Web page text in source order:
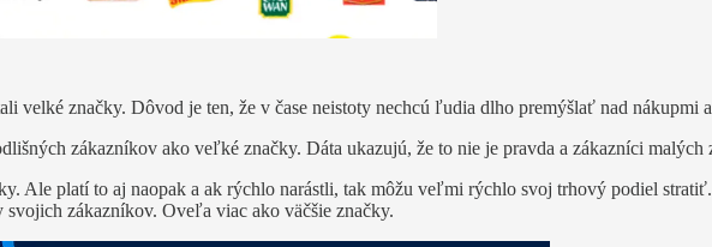
velké značky. Dôvod je ten, že v čase neistoty nechcú ľudia dlho premýšlať nad nákupmi
zákazníkov ako veľké značky. Dáta ukazujú, že to nie je pravda a zákazníci
Ale platí to aj naopak a ak rýchlo narástli, tak môžu veľmi rýchlo svoj trhový podiel
svojich zákazníkov. Oveľa viac ako väčšie značky.